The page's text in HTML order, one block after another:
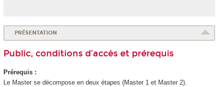
PRÉSENTATION
Public, conditions d’accès et prérequis
Prérequis :
Le Master se décompose en deux étapes (Master 1 et Master 2).